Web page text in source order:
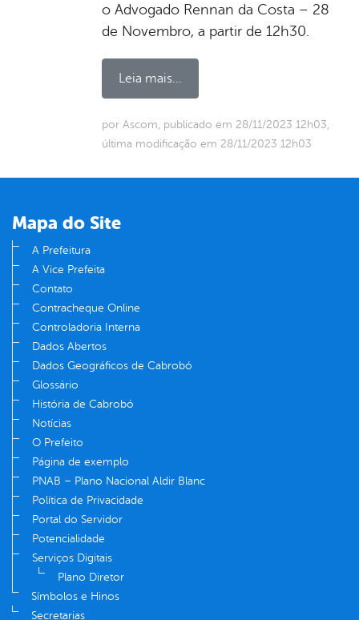
o Advogado Rennan da Costa – 28
de Novembro, a partir de 12h30.
Leia mais...
por Ascom, publicado em 28/11/2023 12h03,
última modificação em 28/11/2023 12h03
Mapa do Site
A Prefeitura
A Vice Prefeita
Contato
Contracheque Online
Controladoria Interna
Dados Abertos
Dados Geográficos de Cabrobó
Glossário
História de Cabrobó
Notícias
O Prefeito
Página de exemplo
PNAB – Plano Nacional Aldir Blanc
Política de Privacidade
Portal do Servidor
Potencialidade
Serviços Digitais
Plano Diretor
Símbolos e Hinos
Secretarias